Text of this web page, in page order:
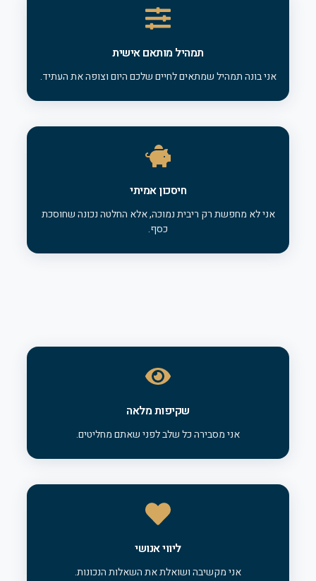
תמהיל מותאם אישית
אני בונה תמהיל שמתאים לחיים שלכם היום וצופה את העתיד.
חיסכון אמיתי
אני לא מחפשת רק ריבית נמוכה, אלא החלטה נכונה שחוסכת
כסף.
שקיפות מלאה
אני מסבירה כל שלב לפני שאתם מחליטים.
ליווי אנושי
אני מקשיבה ושואלת את השאלות הנכונות.